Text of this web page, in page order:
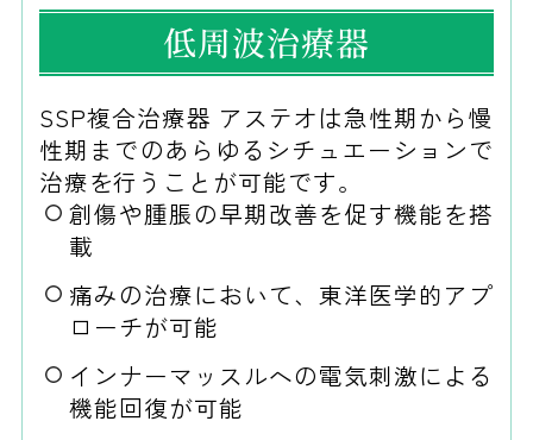
低周波治療器
SSP複合治療器 アステオは急性期から慢
性期までのあらゆるシチュエーションで
治療を行うことが可能です。
創傷や腫脹の早期改善を促す機能を搭
載
痛みの治療において、東洋医学的アプ
ローチが可能
インナーマッスルへの電気刺激による
機能回復が可能